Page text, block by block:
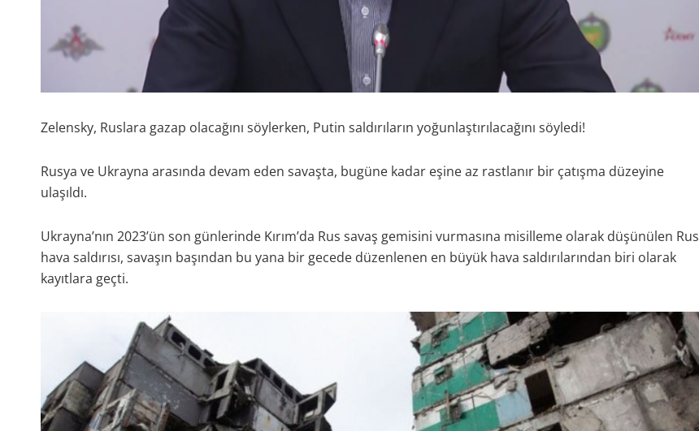
Zelensky, Ruslara gazap olacağını söylerken, Putin saldırıların yoğunlaştırılacağını söyledi!
Rusya ve Ukrayna arasında devam eden savaşta, bugüne kadar eşine az rastlanır bir çatışma düzeyine
ulaşıldı.
Ukrayna’nın 2023’ün son günlerinde Kırım’da Rus savaş gemisini vurmasına misilleme olarak düşünülen Rus
hava saldırısı, savaşın başından bu yana bir gecede düzenlenen en büyük hava saldırılarından biri olarak
kayıtlara geçti.